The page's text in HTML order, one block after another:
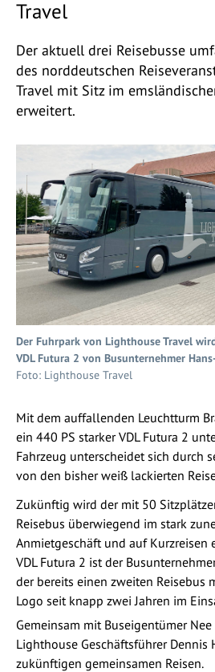
Travel
Der aktuell drei Reisebusse
des norddeutschen
Travel mit Sitz im
erweitert.
Der Fuhrpark von Lighthouse Travel
VDL Futura 2 von Busunternehmer
Foto: Lighthouse Travel
Mit dem auffallenden Leuchtturm
ein 440 PS starker VDL Futura 2
Fahrzeug unterscheidet sich durch
von den bisher weiß lackierten
Zukünftig wird der mit 50
Reisebus überwiegend im stark
Anmietgeschäft und auf Kurzreisen
VDL Futura 2 ist der
der bereits einen zweiten Reisebus
Logo seit knapp zwei Jahren im
Gemeinsam mit Buseigentümer
Lighthouse Geschäftsführer
zukünftigen gemeinsamen Reisen.